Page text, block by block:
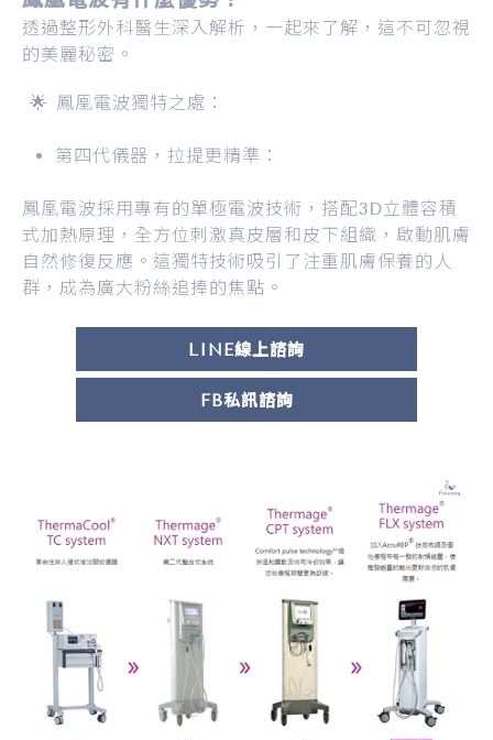
透過整形外科醫生深入解析，一起來了解，這不可忽視
的美麗秘密。
🌟 鳳凰電波獨特之處：
第四代儀器，拉提更精準：
鳳凰電波採用專有的單極電波技術，搭配3D立體容積
式加熱原理，全方位刺激真皮層和皮下組織，啟動肌膚
自然修復反應。這獨特技術吸引了注重肌膚保養的人
群，成為廣大粉絲追捧的焦點。
LINE線上諮詢
FB私訊諮詢